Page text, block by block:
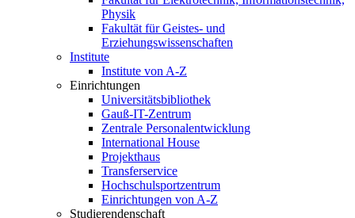
Physik
Fakultät für Geistes- und
Erziehungswissenschaften
Institute
Institute von A-Z
Einrichtungen
Universitätsbibliothek
Gauß-IT-Zentrum
Zentrale Personalentwicklung
International House
Projekthaus
Transferservice
Hochschulsportzentrum
Einrichtungen von A-Z
Studierendenschaft